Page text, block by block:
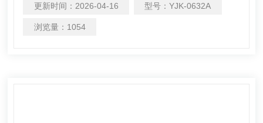
的渗透压摩尔浓度。广泛应用于制药、药物分析、生物、食
品医疗等领域的渗透压摩尔浓度的测试及研究。
更新时间： 2026-04-16 型号：YJK-0632A
浏览量： 1054